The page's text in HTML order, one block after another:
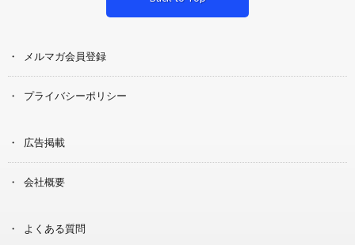
メルマガ会員登録
プライバシーポリシー
広告掲載
会社概要
よくある質問